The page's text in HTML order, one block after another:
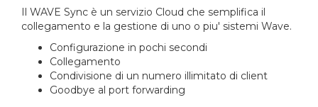
Il WAVE Sync è un servizio Cloud che semplifica il
collegamento e la gestione di uno o piu' sistemi Wave.
Configurazione in pochi secondi
Collegamento
Condivisione di un numero illimitato di client
Goodbye al port forwarding